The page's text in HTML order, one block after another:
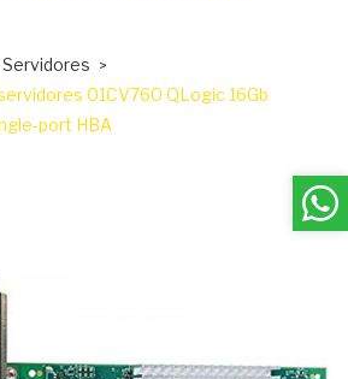
Servidores
01CV760 QLogic 16Gb
port HBA